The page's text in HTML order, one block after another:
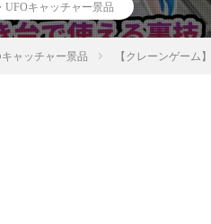
UFOキャッチャー景品
ャッチャー景品 【クレーンゲーム